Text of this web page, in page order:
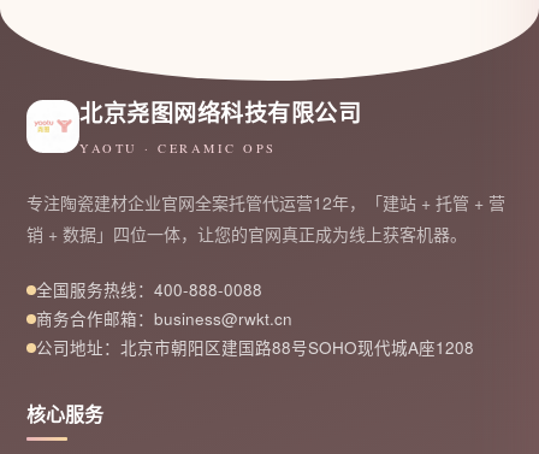
北京尧图网络科技有限公司
YAOTU · CERAMIC OPS
专注陶瓷建材企业官网全案托管代运营12年，「建站 + 托管 + 营
销 + 数据」四位一体，让您的官网真正成为线上获客机器。
全国服务热线：400-888-0088
商务合作邮箱：business@rwkt.cn
公司地址：北京市朝阳区建国路88号SOHO现代城A座1208
核心服务